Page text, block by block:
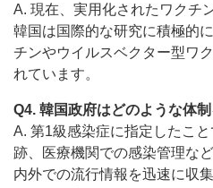
A. 現在、実用化されたワクチ
韓国は国際的な研究に積極的
チンやウイルスベクター型ワ
れています。
Q4. 韓国政府はどのような体
A. 第1級感染症に指定したこ
跡、医療機関での感染管理な
内外での流行情報を迅速に収